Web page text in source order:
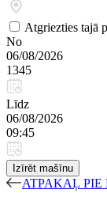
Atgriezties tajā
No
06/08/2026
1345
Līdz
06/08/2026
09:45
Izīrēt mašīnu
ATPAKAĻ